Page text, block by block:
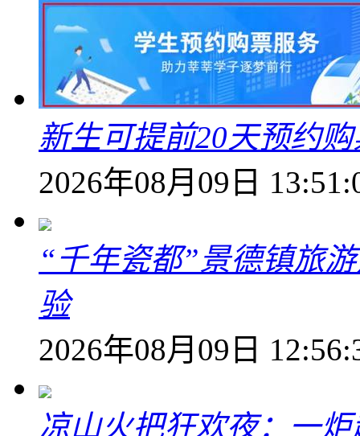
新生可提前20天预约
2026年08月09日
“千年瓷都”景德镇旅
验
2026年08月09日
凉山火把狂欢夜：一